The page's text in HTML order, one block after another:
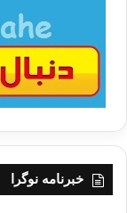
خبرنامه نوگرا